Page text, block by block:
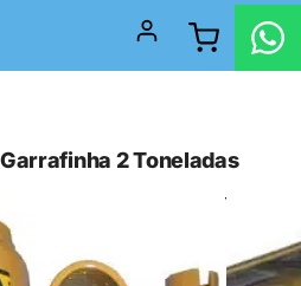
2 Toneladas